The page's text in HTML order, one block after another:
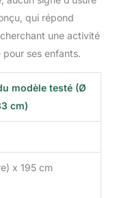
qui répond
une activité
ses enfants.
modèle testé (Ø
cm)
x 195 cm